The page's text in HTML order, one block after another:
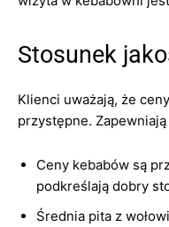
Stosunek
Klienci uważają, że
przystępne.
Ceny kebabów są
podkreślają dobry
Średnia pita z